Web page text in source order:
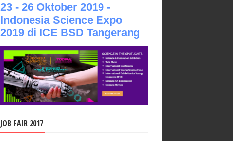
23 - 26 Oktober 2019 -
Indonesia Science Expo
2019 di ICE BSD Tangerang
JOB FAIR 2017